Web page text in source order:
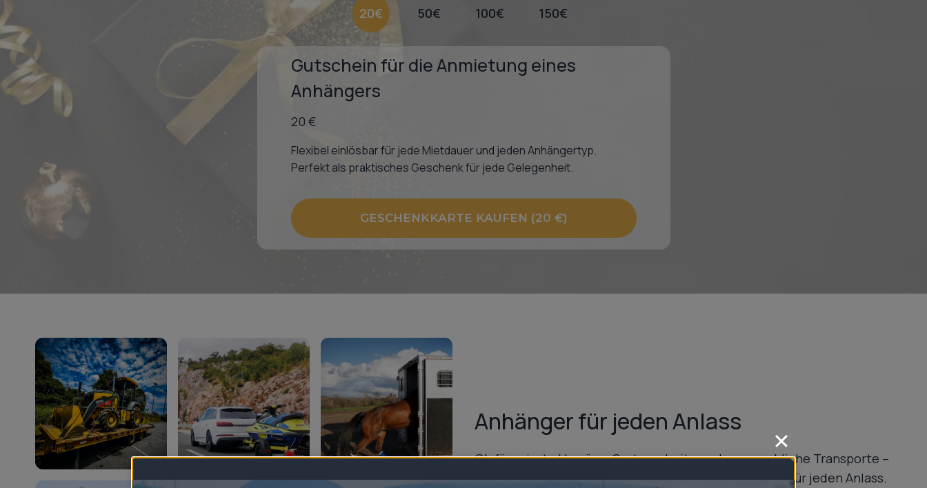
20€ 50€ 100€ 150€
Gutschein für die Anmietung eines
Anhängers
20 €
Flexibel einlösbar für jede Mietdauer und jeden Anhängertyp.
Perfekt als praktisches Geschenk für jede Gelegenheit.
GESCHENKKARTE KAUFEN (20 €)
Anhänger für jeden Anlass
Ob für private Umzüge, Gartenarbeiten oder gewerbliche Transporte –
in Bremen bieten wir Ihnen den passenden Anhänger für jeden Anlass.